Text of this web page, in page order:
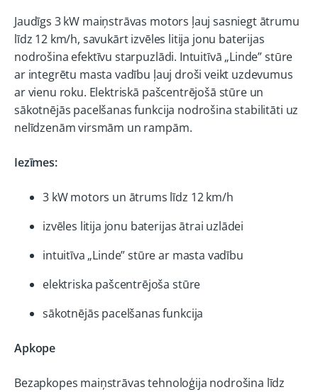
Jaudīgs 3 kW maiņstrāvas motors ļauj sasniegt ātrumu
līdz 12 km/h, savukārt izvēles litija jonu baterijas
nodrošina efektīvu starpuzlādi. Intuitīvā „Linde” stūre
ar integrētu masta vadību ļauj droši veikt uzdevumus
ar vienu roku. Elektriskā pašcentrējošā stūre un
sākotnējās pacelšanas funkcija nodrošina stabilitāti uz
nelīdzenām virsmām un rampām.
Iezīmes:
3 kW motors un ātrums līdz 12 km/h
izvēles litija jonu baterijas ātrai uzlādei
intuitīva „Linde” stūre ar masta vadību
elektriska pašcentrējoša stūre
sākotnējās pacelšanas funkcija
Apkope
Bezapkopes maiņstrāvas tehnoloģija nodrošina līdz